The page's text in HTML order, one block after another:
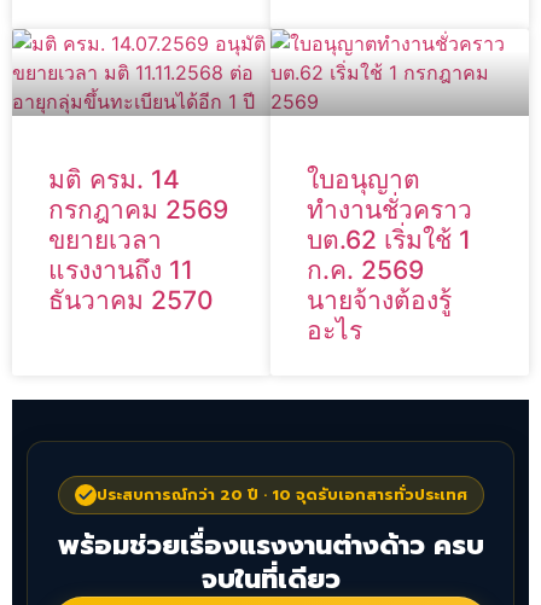
มติ ครม. 14
กรกฎาคม 2569
ขยายเวลา
แรงงานถึง 11
ธันวาคม 2570
ใบอนุญาต
ทำงานชั่วคราว
บต.62 เริ่มใช้ 1
ก.ค. 2569
นายจ้างต้องรู้
อะไร
ประสบการณ์กว่า 20 ปี · 10 จุดรับเอกสารทั่วประเทศ
พร้อมช่วยเรื่องแรงงานต่างด้าว ครบ
จบในที่เดียว